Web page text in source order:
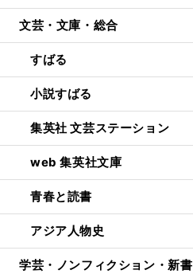
文芸・文庫・総合
すばる
小説すばる
集英社 文芸ステーション
web 集英社文庫
青春と読書
アジア人物史
学芸・ノンフィクション・新書